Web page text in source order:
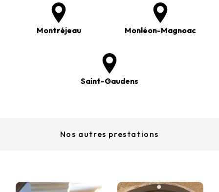
Montréjeau Monléon-Magnoac
Saint-Gaudens
Nos autres prestations